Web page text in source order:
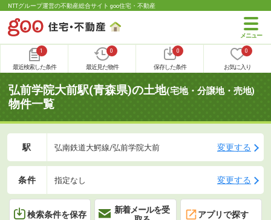
NTTグループ運営の不動産総合サイト goo住宅・不動産
1
最近検索した条件
0
最近見た物件
0
保存した条件
0
お気に入り
弘前学院大前駅(青森県)の土地(宅地・分譲地・売地)
物件一覧
駅 弘南鉄道大鰐線/弘前学院大前 変更する
条件 指定なし 変更する
検索条件を保存
新着メールを受
アプリで探す